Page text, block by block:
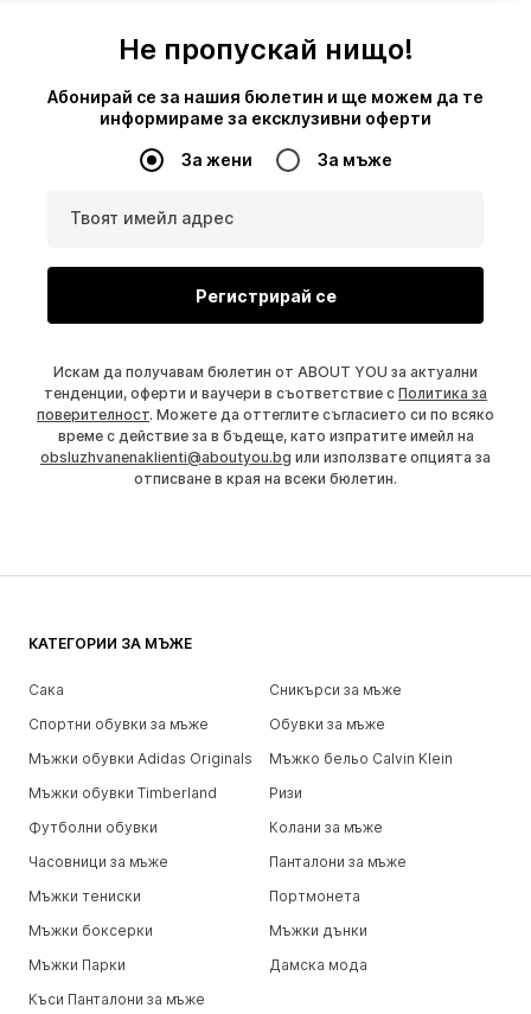
Не пропускай нищо!
Абонирай се за нашия бюлетин и ще можем да те
информираме за ексклузивни оферти
За жени За мъже
Твоят имейл адрес
Регистрирай се
Искам да получавам бюлетин от ABOUT YOU за актуални
тенденции, оферти и ваучери в съответствие с Политика за
поверителност. Можете да оттеглите съгласието си по всяко
време с действие за в бъдеще, като изпратите имейл на
obsluzhvanenaklienti@aboutyou.bg или използвате опцията за
отписване в края на всеки бюлетин.
КАТЕГОРИИ ЗА МЪЖЕ
Сака
Сникърси за мъже
Спортни обувки за мъже
Обувки за мъже
Мъжки обувки Adidas Originals
Мъжко бельо Calvin Klein
Мъжки обувки Timberland
Ризи
Футболни обувки
Колани за мъже
Часовници за мъже
Панталони за мъже
Мъжки тениски
Портмонета
Мъжки боксерки
Мъжки дънки
Мъжки Парки
Дамска мода
Къси Панталони за мъже